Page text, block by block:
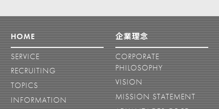
HOME
SERVICE
RECRUITING
TOPICS
INFORMATION
企業理念
CORPORATE
PHILOSOPHY
VISION
MISSION STATEMENT